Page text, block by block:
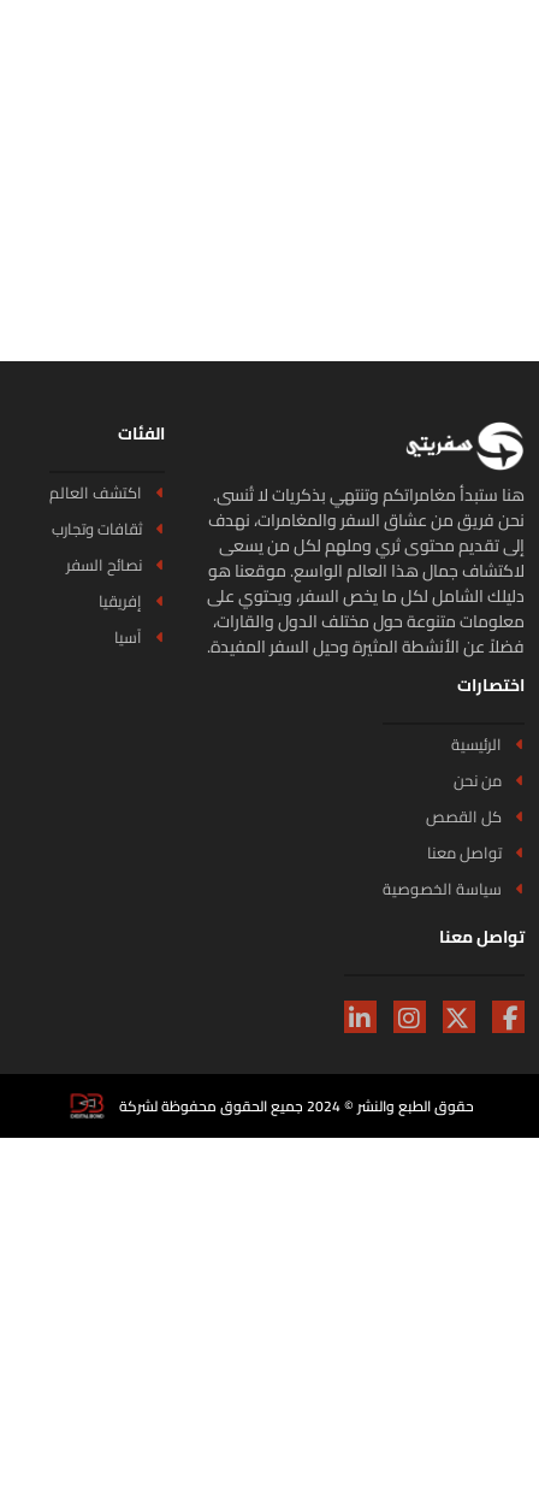
ستبدأ مغامراتكم وتنتهي بذكريات لا تُنسى.
فريق من عشاق السفر والمغامرات، نهدف
تقديم محتوى ثري وملهم لكل من يسعى
جمال هذا العالم الواسع. موقعنا هو
الشامل لكل ما يخص السفر، ويحتوي على
متنوعة حول مختلف الدول والقارات،
عن الأنشطة المثيرة وحيل السفر المفيدة.
الفئات
اكتشف العالم
ثقافات وتجارب
نصائح السفر
إفريقيا
آسيا
الرئيسية
من نحن
كل القصص
تواصل معنا
سياسة الخصوصية
معنا
حقوق الطبع والنشر © 2024 جميع الحقوق محفوظة لشركة